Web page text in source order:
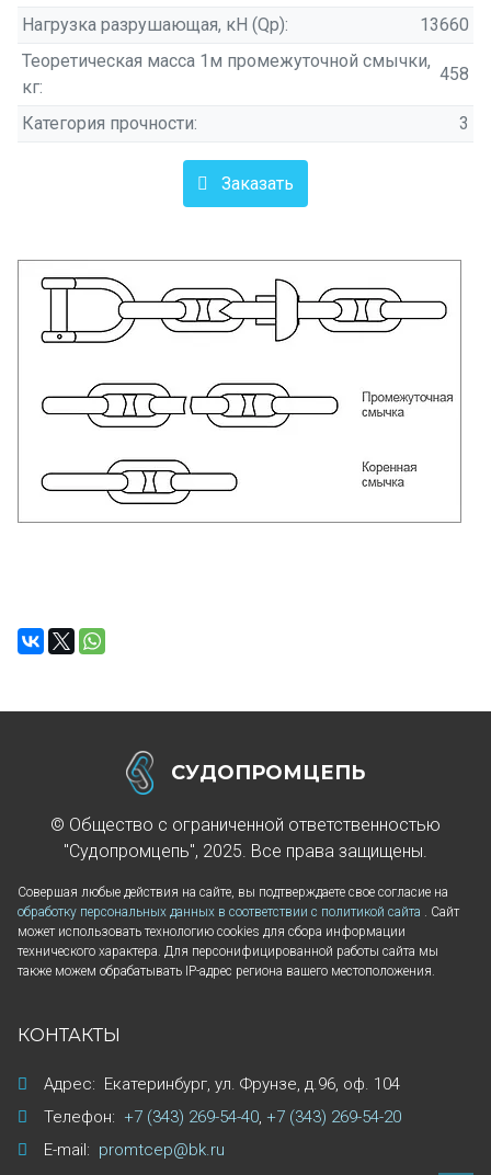
Нагрузка разрушающая, кН (Qр):
13660
Теоретическая масса 1м промежуточной смычки,
кг:
458
Категория прочности: 3
Заказать
СУДОПРОМЦЕПЬ
© Общество с ограниченной ответственностью
"Судопромцепь", 2025. Все права защищены.
Совершая любые действия на сайте, вы подтверждаете свое согласие на
обработку персональных данных в соответствии с политикой сайта . Сайт
может использовать технологию cookies для сбора информации
технического характера. Для персонифицированной работы сайта мы
также можем обрабатывать IP-адрес региона вашего местоположения.
КОНТАКТЫ
Адрес: Екатеринбург, ул. Фрунзе, д.96, оф. 104
Телефон: +7 (343) 269-54-40, +7 (343) 269-54-20
E-mail: promtcep@bk.ru